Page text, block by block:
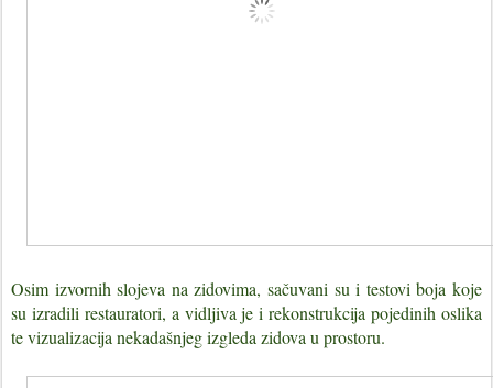
Osim izvornih slojeva na zidovima, sačuvani su i testovi boja koje
su izradili restauratori, a vidljiva je i rekonstrukcija pojedinih oslika
te vizualizacija nekadašnjeg izgleda zidova u prostoru.